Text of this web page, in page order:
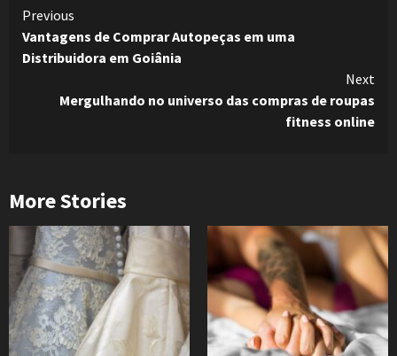
Continue
Reading
Previous
Vantagens de Comprar Autopeças em uma
Distribuidora em Goiânia
Next
Mergulhando no universo das compras de roupas
fitness online
More Stories